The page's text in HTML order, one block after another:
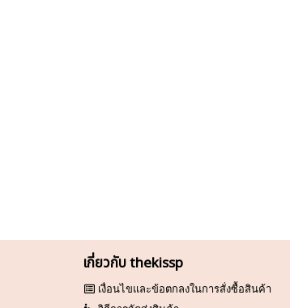
เกี่ยวกับ thekissp
เงื่อนไขและข้อตกลงในการสั่งซื้อสินค้า